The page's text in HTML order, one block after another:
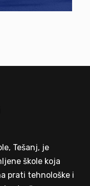
Tešanj, je
škole koja
prati tehnološke i